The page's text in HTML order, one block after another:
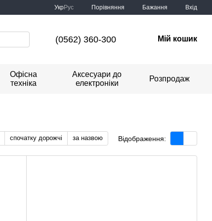
УкрРус Порівняння Бажання Вхід
(0562) 360-300 Мій кошик
Офісна
техніка
Аксесуари до
електроніки
Розпродаж
спочатку дорожчі за назвою Відображення: